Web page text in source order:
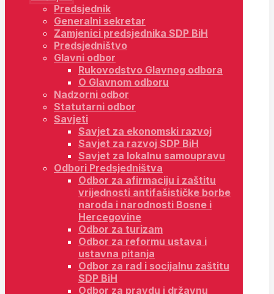
Predsjednik
Generalni sekretar
Zamjenici predsjednika SDP BiH
Predsjedništvo
Glavni odbor
Rukovodstvo Glavnog odbora
O Glavnom odboru
Nadzorni odbor
Statutarni odbor
Savjeti
Savjet za ekonomski razvoj
Savjet za razvoj SDP BiH
Savjet za lokalnu samoupravu
Odbori Predsjedništva
Odbor za afirmaciju i zaštitu
vrijednosti antifašističke borbe
naroda i narodnosti Bosne i
Hercegovine
Odbor za turizam
Odbor za reformu ustava i
ustavna pitanja
Odbor za rad i socijalnu zaštitu
SDP BiH
Odbor za pravdu i državnu